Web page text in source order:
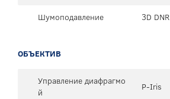
Шумоподавление 3D DNR
ОБЪЕКТИВ
Управление диафрагмо
й
P-Iris